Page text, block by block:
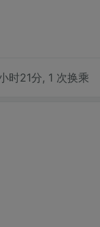
时21分, 1 次换乘